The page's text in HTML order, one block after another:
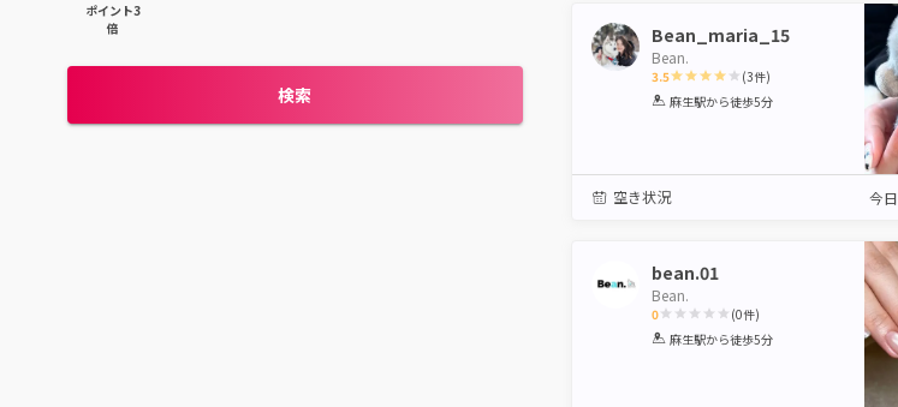
ポイント3
倍
検索
Bean_maria_15
Bean.
3.5
1 2 3 4 5
(3件)
麻生駅から徒歩5分
空き状況 今日
bean.01
Bean.
0
1 2 3 4 5
(0件)
麻生駅から徒歩5分